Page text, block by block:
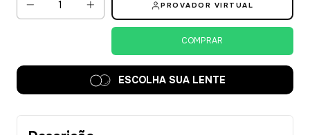
PROVADOR VIRTUAL
ESCOLHA SUA LENTE